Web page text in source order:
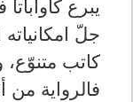
يبرع
جلّ امكانياته
كاتب
فالرواية من